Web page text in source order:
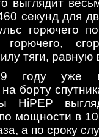
выглядит
секунд для
горючего
тяги, равную
году уже
борту
HiPEP
мощности в
а по сроку